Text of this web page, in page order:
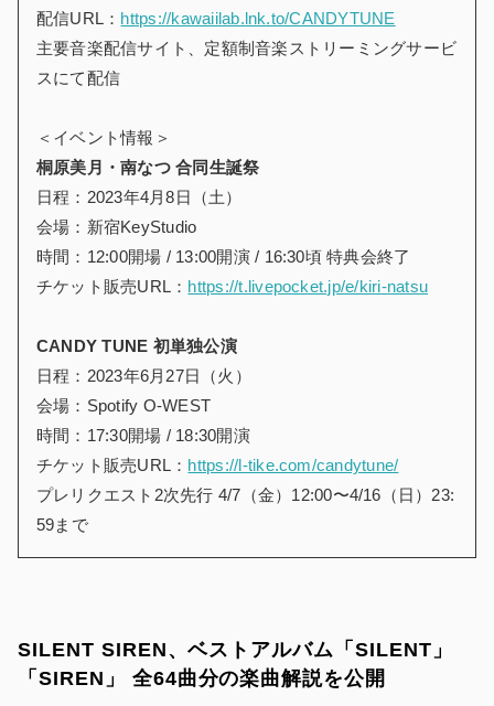
配信URL： https://kawaiilab.lnk.to/CANDYTUNE
主要音楽配信サイト、定額制音楽ストリーミングサービ
スにて配信
＜イベント情報＞
桐原美月・南なつ 合同生誕祭
日程：2023年4月8日（土）
会場：新宿KeyStudio
時間：12:00開場 / 13:00開演 / 16:30頃 特典会終了
チケット販売URL： https://t.livepocket.jp/e/kiri-natsu
CANDY TUNE 初単独公演
日程：2023年6月27日（火）
会場：Spotify O-WEST
時間：17:30開場 / 18:30開演
チケット販売URL： https://l-tike.com/candytune/
プレリクエスト2次先行 4/7（金）12:00〜4/16（日）23:
59まで
SILENT SIREN、ベストアルバム「SILENT」
「SIREN」 全64曲分の楽曲解説を公開